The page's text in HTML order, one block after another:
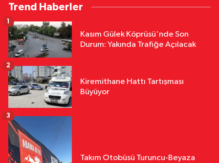
Trend Haberler
Kasım Gülek Köprüsü'nde Son
Durum: Yakında Trafiğe Açılacak
1
Kiremithane Hattı Tartışması
Büyüyor
2
Takım Otobüsü Turuncu-Beyaza
3